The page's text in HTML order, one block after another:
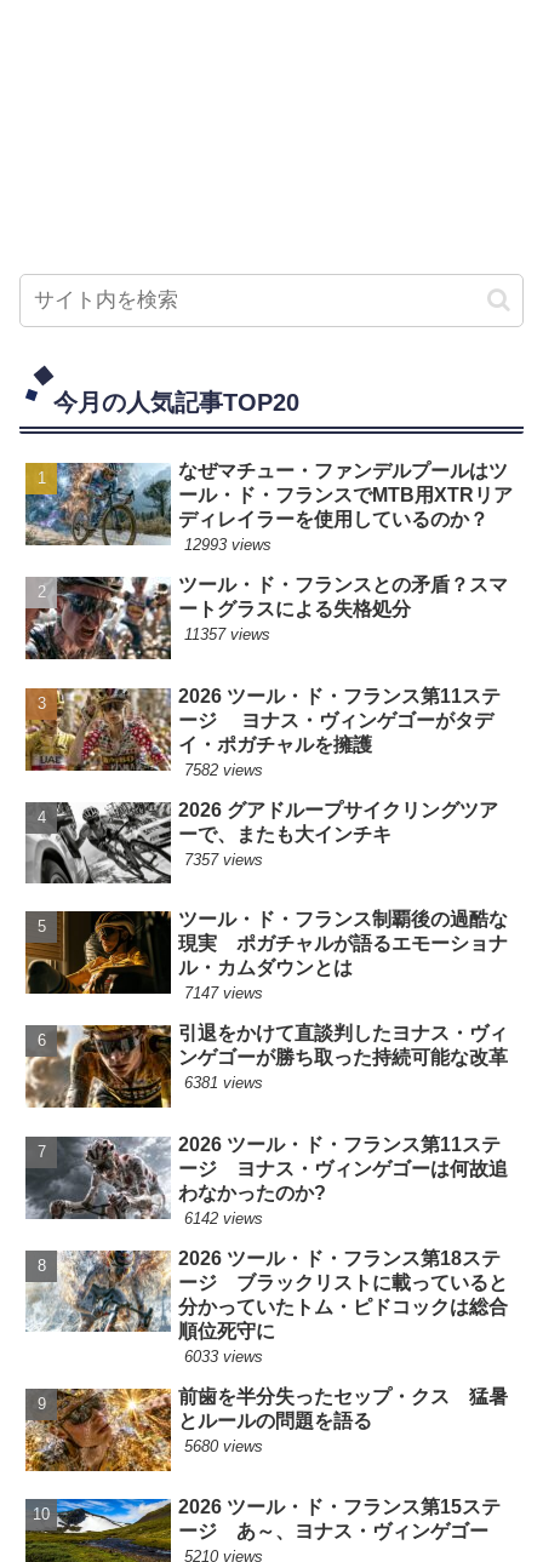
今月の人気記事TOP20
なぜマチュー・ファンデルプールはツ
ール・ド・フランスでMTB用XTRリア
ディレイラーを使用しているのか？
12993 views
ツール・ド・フランスとの矛盾？スマ
ートグラスによる失格処分
11357 views
2026 ツール・ド・フランス第11ステ
ージ ヨナス・ヴィンゲゴーがタデ
イ・ポガチャルを擁護
7582 views
2026 グアドループサイクリングツア
ーで、またも大インチキ
7357 views
ツール・ド・フランス制覇後の過酷な
現実 ポガチャルが語るエモーショナ
ル・カムダウンとは
7147 views
引退をかけて直談判したヨナス・ヴィ
ンゲゴーが勝ち取った持続可能な改革
6381 views
2026 ツール・ド・フランス第11ステ
ージ ヨナス・ヴィンゲゴーは何故追
わなかったのか?
6142 views
2026 ツール・ド・フランス第18ステ
ージ ブラックリストに載っていると
分かっていたトム・ピドコックは総合
順位死守に
6033 views
前歯を半分失ったセップ・クス 猛暑
とルールの問題を語る
5680 views
2026 ツール・ド・フランス第15ステ
ージ あ～、ヨナス・ヴィンゲゴー
5210 views